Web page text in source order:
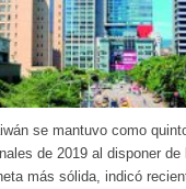
se mantuvo como
de 2019 al disponer de
más sólida, indicó